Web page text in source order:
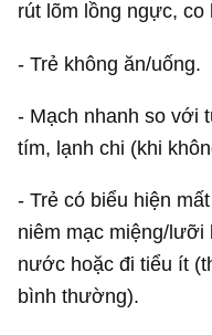
rút lõm lồng ngực, co
- Trẻ không ăn/uống.
- Mạch nhanh so với
tím, lạnh chi (khi
- Trẻ có biểu hiện
niêm mạc miệng/
nước hoặc đi tiểu ít
bình thường).